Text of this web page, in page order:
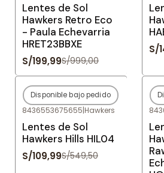
Lentes de Sol
Hawkers Retro Eco
- Paula Echevarria
HRET23BBXE
S/199,99S/999,00
S/
-80%OFF
Agotado
Disponible bajo pedido
8436553675655|Hawkers
Lentes de Sol
Hawkers Hills HIL04
S/109,99S/549,50